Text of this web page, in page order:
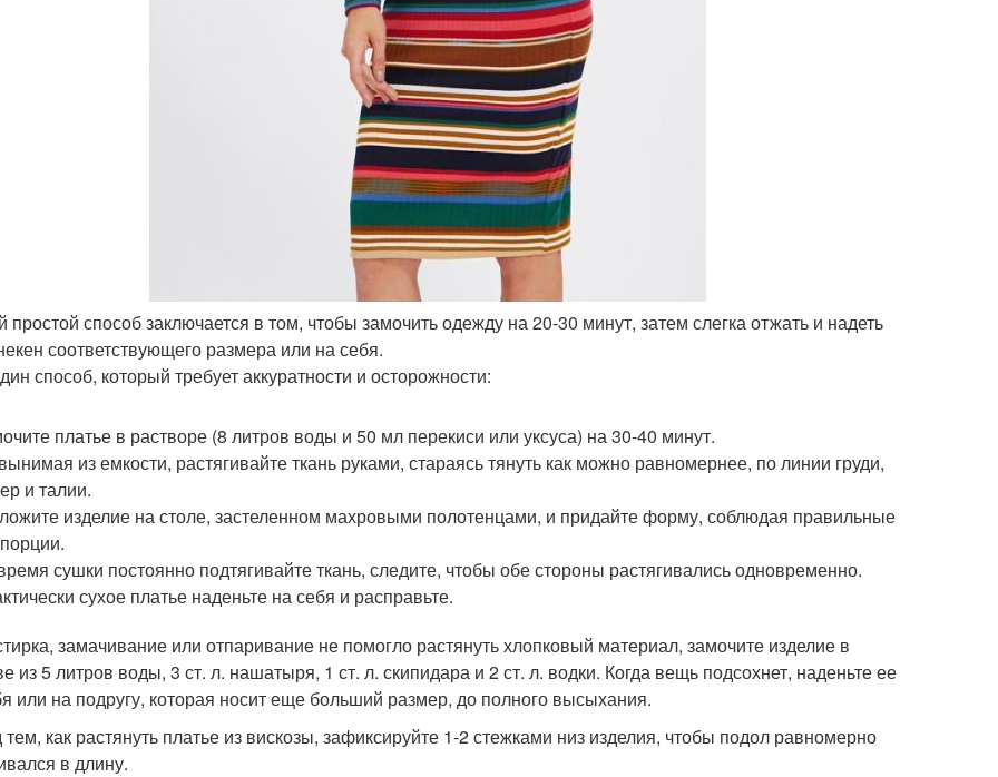
способ заключается в том, чтобы замочить одежду на 20-30 минут, затем слегка отжать и надеть
соответствующего размера или на себя.
способ, который требует аккуратности и осторожности:
платье в растворе (8 литров воды и 50 мл перекиси или уксуса) на 30-40 минут.
из емкости, растягивайте ткань руками, стараясь тянуть как можно равномернее, по линии груди,
и талии.
изделие на столе, застеленном махровыми полотенцами, и придайте форму, соблюдая правильные
сушки постоянно подтягивайте ткань, следите, чтобы обе стороны растягивались одновременно.
сухое платье наденьте на себя и расправьте.
замачивание или отпаривание не помогло растянуть хлопковый материал, замочите изделие в
из 5 литров воды, 3 ст. л. нашатыря, 1 ст. л. скипидара и 2 ст. л. водки. Когда вещь подсохнет, наденьте ее
или на подругу, которая носит еще больший размер, до полного высыхания.
как растянуть платье из вискозы, зафиксируйте 1-2 стежками низ изделия, чтобы подол равномерно
в длину.